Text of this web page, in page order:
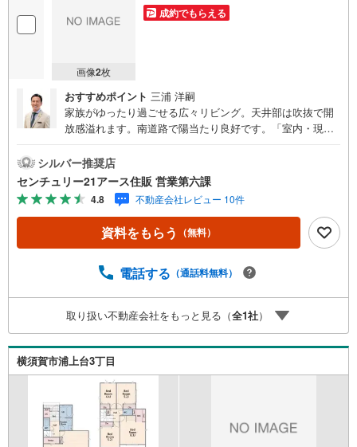
画像2枚
成約でもらえる
おすすめポイント 三浦 洋嗣
家族がゆったり過ごせる広々リビング。天井部は吹抜で開
放感溢れます。南道路で陽当たり良好です。「室内・現地
ズになります。【センチュリー21アース住販のポイント】
◆センチュリオン獲得店舗◆全国約970店舗あるセンチュリ
ー21のお店。その中でも、アメリカ本部が設ける一定基準
を満たした、上位4％しか受賞できない賞。それが「センチ
ュリオン」です。弊社はそのセンチュリオンを2002年から
欠かすことなく取り続けております。◆住宅ローン相談会
際に実際かかる諸費用の概算も行っております。人生最大
ドバイスをさせて頂きます。◆優遇金利にこだわる◆大き
な金額を長期間で返済する住宅ローンは優遇金利が0.1％変
わるだけで、支払い総額に大きな変化が生じます。取引の
多い弊社は金融機関の特色、傾向、トレンドを熟知してお
りますので、お客様のニーズにあった金融機関をご紹介さ
せて頂きます。
シルバー推奨店
センチュリー21アース住販 営業第六課
4.8 不動産会社レビュー 10件
資料をもらう （無料）
電話する （通話料無料）
取り扱い不動産会社をもっと見る（全1社）
横須賀市浦上台3丁目